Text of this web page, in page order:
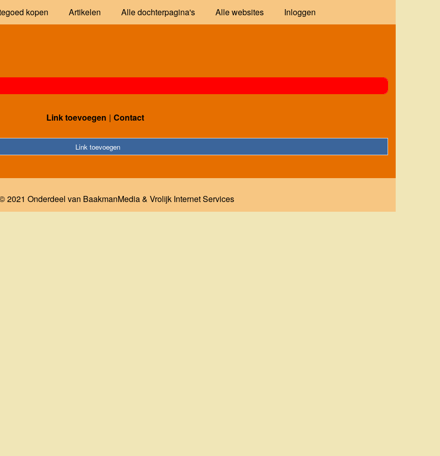
kopen Artikelen Alle dochterpagina's Alle websites Inloggen
Link toevoegen Contact
Link toevoegen
2021 Onderdeel van BaakmanMedia& Vrolijk Internet Services